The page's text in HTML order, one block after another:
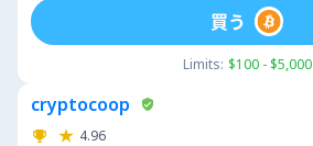
Limits: $100 - $5,000
買う
cryptocoop
4.96